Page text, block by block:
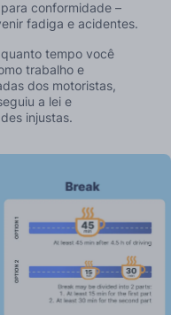
conformidade –
fadiga e acidentes.
tempo você
trabalho e
dos motoristas,
a lei e
injustas.